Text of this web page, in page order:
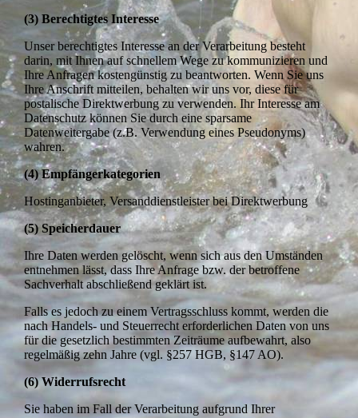
(3) Berechtigtes Interesse
Unser berechtigtes Interesse an der Verarbeitung besteht
darin, mit Ihnen auf schnellem Wege zu kommunizieren und
Ihre Anfragen kostengünstig zu beantworten. Wenn Sie uns
Ihre Anschrift mitteilen, behalten wir uns vor, diese für
postalische Direktwerbung zu verwenden. Ihr Interesse am
Datenschutz können Sie durch eine sparsame
Datenweitergabe (z.B. Verwendung eines Pseudonyms)
wahren.
(4) Empfängerkategorien
Hostinganbieter, Versanddienstleister bei Direktwerbung
(5) Speicherdauer
Ihre Daten werden gelöscht, wenn sich aus den Umständen
entnehmen lässt, dass Ihre Anfrage bzw. der betroffene
Sachverhalt abschließend geklärt ist.
Falls es jedoch zu einem Vertragsschluss kommt, werden die
nach Handels- und Steuerrecht erforderlichen Daten von uns
für die gesetzlich bestimmten Zeiträume aufbewahrt, also
regelmäßig zehn Jahre (vgl. §257 HGB, §147 AO).
(6) Widerrufsrecht
Sie haben im Fall der Verarbeitung aufgrund Ihrer